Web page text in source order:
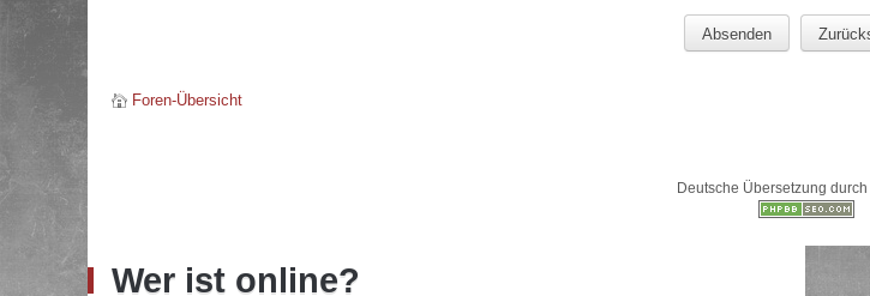
Foren-Übersicht
Deutsche Übersetzung durch
Wer ist online?